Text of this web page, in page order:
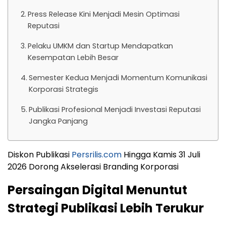
Press Release Kini Menjadi Mesin Optimasi
Reputasi
Pelaku UMKM dan Startup Mendapatkan
Kesempatan Lebih Besar
Semester Kedua Menjadi Momentum Komunikasi
Korporasi Strategis
Publikasi Profesional Menjadi Investasi Reputasi
Jangka Panjang
Diskon Publikasi Persrilis.com Hingga Kamis 31 Juli
2026 Dorong Akselerasi Branding Korporasi
Persaingan Digital Menuntut
Strategi Publikasi Lebih Terukur